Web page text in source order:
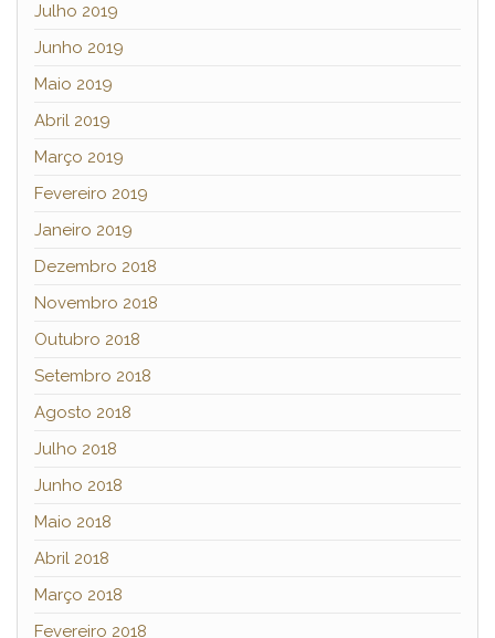
Julho 2019
Junho 2019
Maio 2019
Abril 2019
Março 2019
Fevereiro 2019
Janeiro 2019
Dezembro 2018
Novembro 2018
Outubro 2018
Setembro 2018
Agosto 2018
Julho 2018
Junho 2018
Maio 2018
Abril 2018
Março 2018
Fevereiro 2018